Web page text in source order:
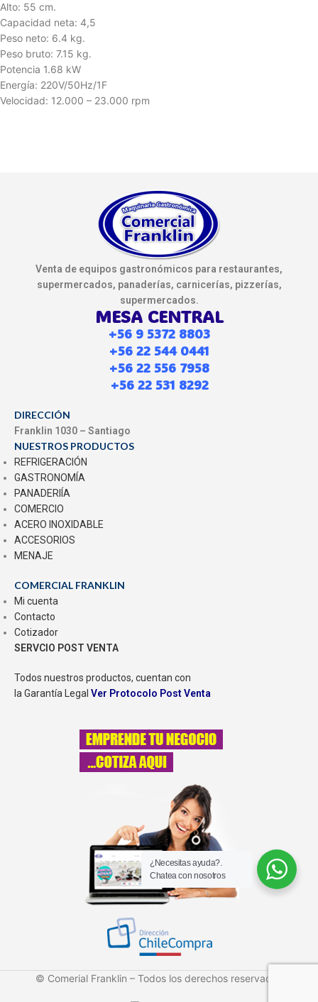
Alto: 55 cm.
Capacidad neta: 4,5
Peso neto: 6.4 kg.
Peso bruto: 7.15 kg.
Potencia 1.68 kW
Energía: 220V/50Hz/1F
Velocidad: 12.000 – 23.000 rpm
Venta de equipos gastronómicos para restaurantes,
supermercados, panaderías, carnicerías, pizzerías,
supermercados.
MESA CENTRAL
+56 9 5372 8803
+56 22 544 0441
+56 22 556 7958
+56 22 531 8292
DIRECCIÓN
Franklin 1030 – Santiago
NUESTROS PRODUCTOS
REFRIGERACIÓN
GASTRONOMÍA
PANADERIÍA
COMERCIO
ACERO INOXIDABLE
ACCESORIOS
MENAJE
COMERCIAL FRANKLIN
Mi cuenta
Contacto
Cotizador
SERVCIO POST VENTA
Todos nuestros productos, cuentan con
la Garantía Legal Ver Protocolo Post Venta
© Comerial Franklin – Todos los derechos reservados
¿Necesitas ayuda?.
Chatea con nosotros